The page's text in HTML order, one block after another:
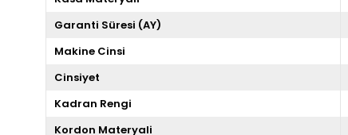
Garanti Süresi (AY)
Makine Cinsi
Cinsiyet
Kadran Rengi
Kordon Materyali